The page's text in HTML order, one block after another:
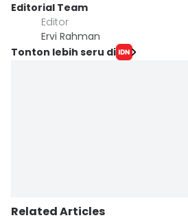
Editorial Team
Editor
Ervi Rahman
Tonton lebih seru di
Related Articles